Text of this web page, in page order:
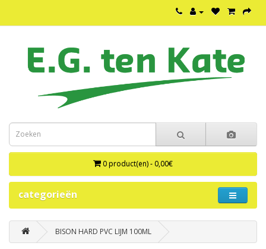
0 product(en) - 0,00€
categorieën
BISON HARD PVC LIJM 100ML